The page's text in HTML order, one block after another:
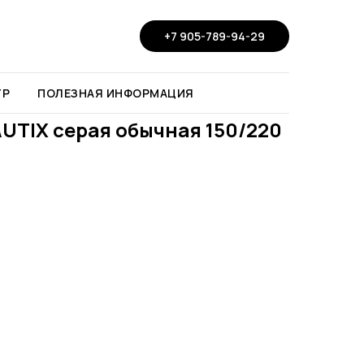
+7 905-789-94-29
ПОЛЕЗНАЯ ИНФОРМАЦИЯ
серая обычная 150/220